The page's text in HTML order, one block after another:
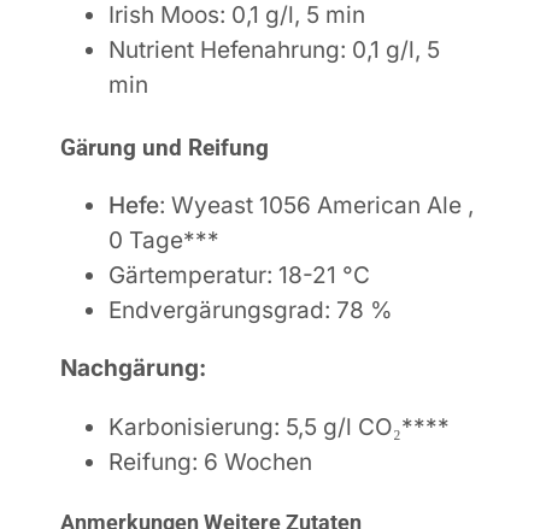
Irish Moos: 0,1 g/l, 5 min
Nutrient Hefenahrung: 0,1 g/l, 5
min
Gärung und Reifung
Hefe: Wyeast 1056 American Ale ,
0 Tage***
Gärtemperatur: 18-21 °C
Endvergärungsgrad: 78 %
Nachgärung:
Karbonisierung: 5,5 g/l CO₂****
Reifung: 6 Wochen
AnmerkungenWeitere Zutaten